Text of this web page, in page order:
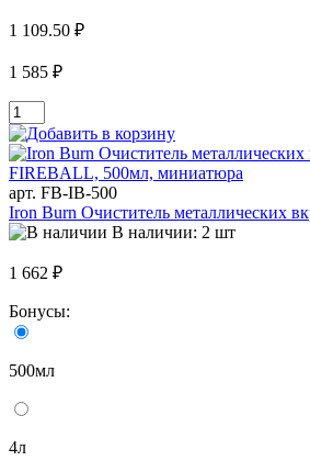
1 109.50 ₽
1 585 ₽
арт. FB-IB-500
Iron Burn Очиститель металлических
В наличии: 2 шт
1 662 ₽
Бонусы:
500мл
4л